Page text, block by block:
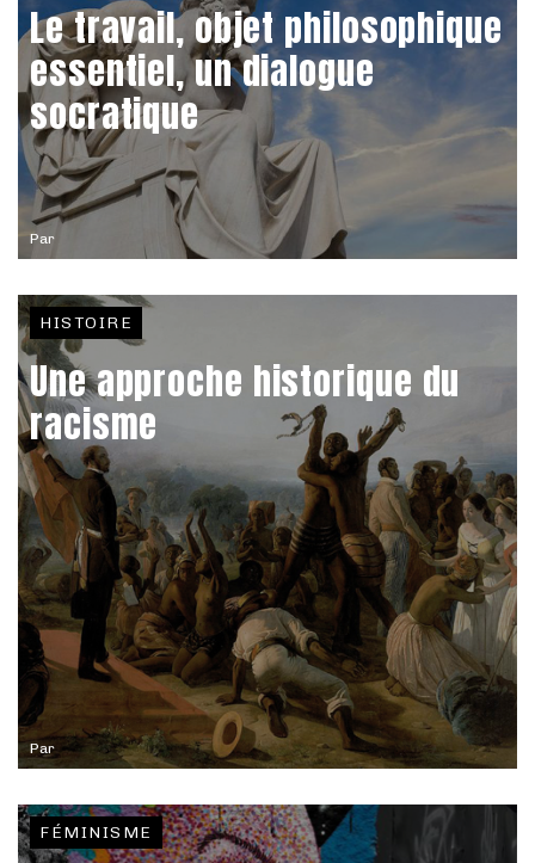
Par
Le travail, objet philosophique
essentiel, un dialogue
socratique
Par
HISTOIRE
Une approche historique du
racisme
FÉMINISME